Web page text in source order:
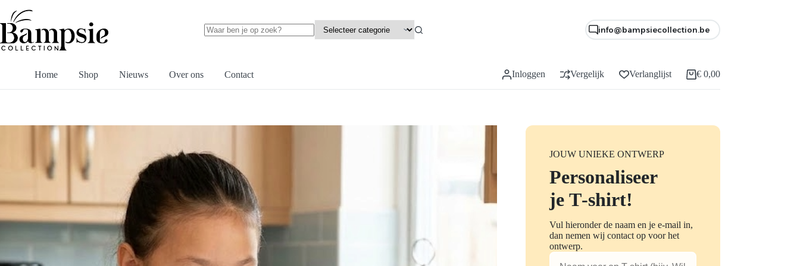
naar
de
inhoud
info@bampsiecollection.be
Home Shop Nieuws Over ons Contact Inloggen Vergelijk Verlanglijst Winkelwagen
€0,00
JOUW UNIEKE ONTWERP
Personaliseer
je T‑shirt!
Vul hieronder de naam en je e-mail in,
dan nemen wij contact op voor het
ontwerp.